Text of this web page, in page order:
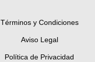
Términos y Condiciones
Aviso Legal
Política de Privacidad